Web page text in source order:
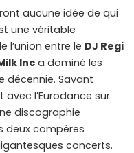
aucune idée de qui
une véritable
l’union entre le DJ Regi
Inc a dominé les
décennie. Savant
l’Eurodance sur
discographie
deux compères
concerts.